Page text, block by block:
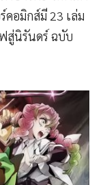
อมิกส์มี 23 เล่ม
สู่นิรันดร์ ฉบับ